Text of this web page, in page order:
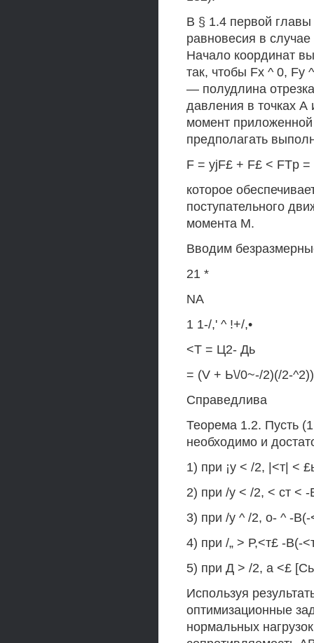
В § 1.4 первой главы
равновесия в
Начало координат
так, чтобы Fx ^ 0, Fy
— полудлина
давления в точках
момент
предполагать
F = yjF£ + F£ < FTp
которое
поступательного
момента М.
Вводим
21 *
NA
1 1-/,' ^ !+/,•
<Т = Ц2- Дь
= (V + Ь\/0~-/2)(/2-
Справедлива
Теорема 1.2. Пусть
необходимо и
1) при ¡у < /2, |<т| <
2) при /у < /2, < ст <
3) при /у ^ /2, о- ^ -
4) при /„ > Р,<т£ -В(-
5) при Д > /2, а <£
Используя
оптимизационные
нормальных